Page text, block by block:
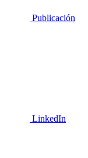
Publicación
LinkedIn